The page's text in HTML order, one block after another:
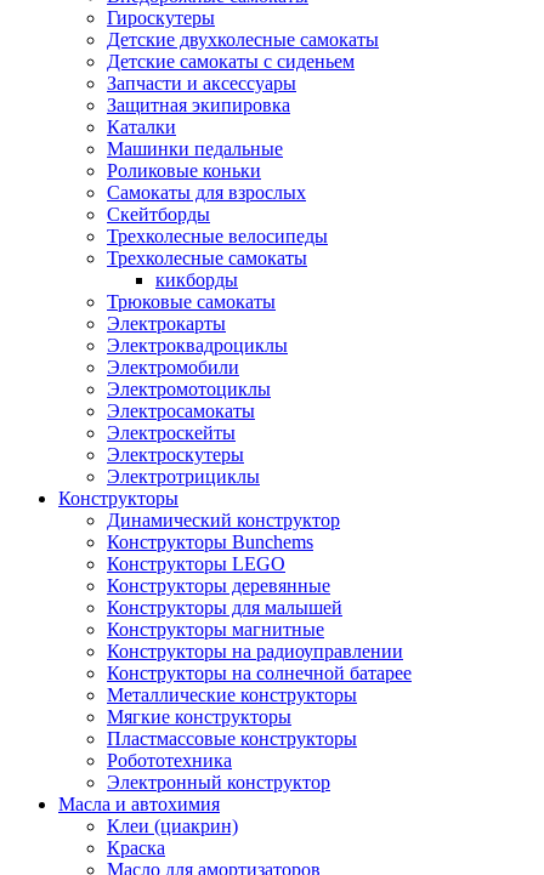
Гироскутеры
Детские двухколесные самокаты
Детские самокаты с сиденьем
Запчасти и аксессуары
Защитная экипировка
Каталки
Машинки педальные
Роликовые коньки
Самокаты для взрослых
Скейтборды
Трехколесные велосипеды
Трехколесные самокаты
кикборды
Трюковые самокаты
Электрокарты
Электроквадроциклы
Электромобили
Электромотоциклы
Электросамокаты
Электроскейты
Электроскутеры
Электротрициклы
Конструкторы
Динамический конструктор
Конструкторы Bunchems
Конструкторы LEGO
Конструкторы деревянные
Конструкторы для малышей
Конструкторы магнитные
Конструкторы на радиоуправлении
Конструкторы на солнечной батарее
Металлические конструкторы
Мягкие конструкторы
Пластмассовые конструкторы
Робототехника
Электронный конструктор
Масла и автохимия
Клеи (циакрин)
Краска
Масло для амортизаторов